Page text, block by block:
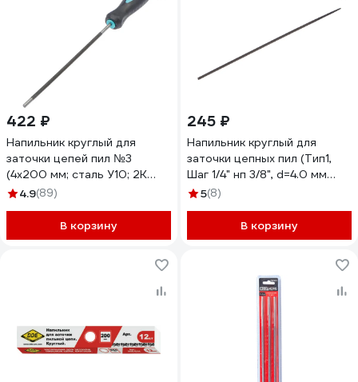
422 ₽
Напильник круглый для
заточки цепей пил №3
(4х200 мм; сталь У10; 2К
рукоятка) ТУНДРА 4439282
4.9(89)
В корзину
245 ₽
Напильник круглый для
заточки цепных пил (Тип1,
Шаг 1/4" нп 3/8", d=4.0 мм
(5/32"), 200 мм) Зубр 1650-
5(8)
В корзину